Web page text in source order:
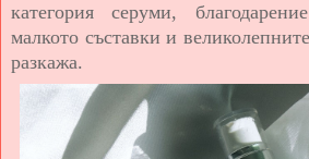
категория серуми,
малкото съставки и
разкажа.